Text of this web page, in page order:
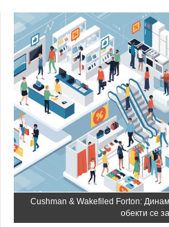
Cushman & Wakefiled Forton:
обекти се